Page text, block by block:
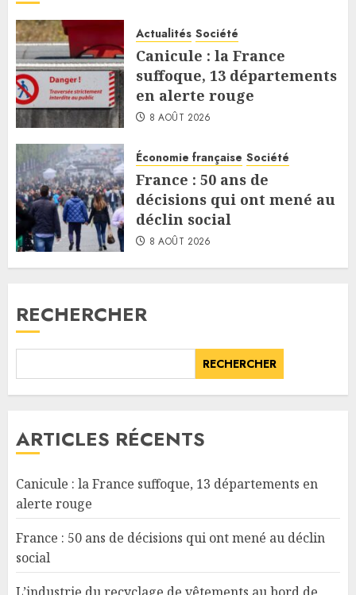
Actualités Société
Canicule : la France
suffoque, 13 départements
en alerte rouge
8 AOÛT 2026
Économie française Société
France : 50 ans de
décisions qui ont mené au
déclin social
8 AOÛT 2026
RECHERCHER
RECHERCHER
ARTICLES RÉCENTS
Canicule : la France suffoque, 13 départements en
alerte rouge
France : 50 ans de décisions qui ont mené au déclin
social